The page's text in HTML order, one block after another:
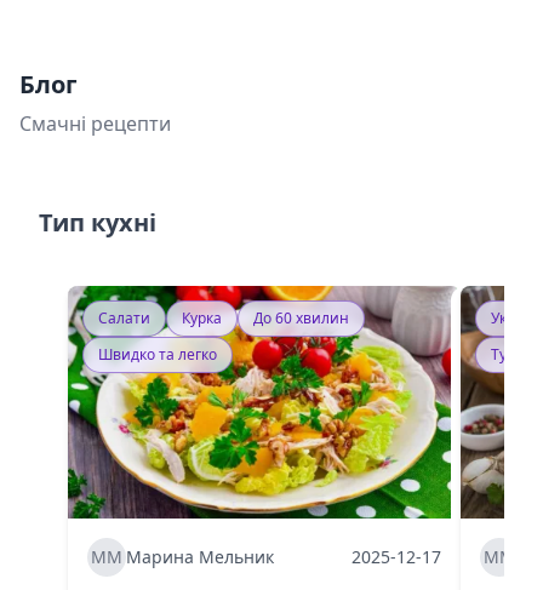
Блог
Смачні рецепти
Тип кухні
Салати Курка
До 60 хвилин
Швидко та легко
ММ Марина Мельник 2025-12-17 ММ